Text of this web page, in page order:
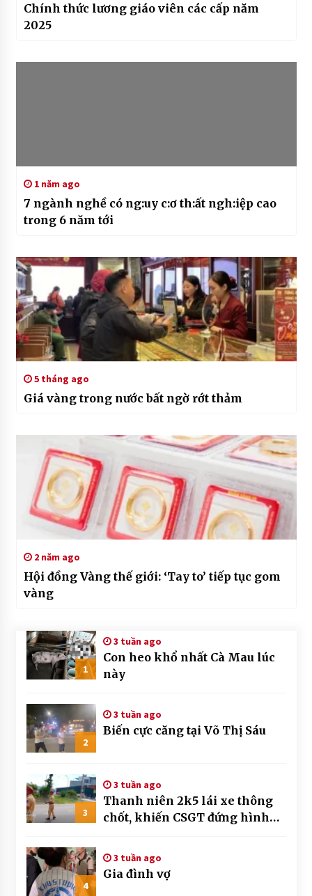
Chính thức lương giáo viên các cấp năm
2025
1 năm ago
7 ngành nghề có ng:uy c:ơ th:ất ngh:iệp cao
trong 6 năm tới
5 tháng ago
Giá vàng trong nước bất ngờ rớt thảm
2 năm ago
Hội đồng Vàng thế giới: ‘Tay to’ tiếp tục gom
vàng
1
3 tuần ago
Con heo khổ nhất Cà Mau lúc
này
2
3 tuần ago
Biến cực căng tại Võ Thị Sáu
3
3 tuần ago
Thanh niên 2k5 lái xe thông
chốt, khiến CSGT đứng hình
4
3 tuần ago
Gia đình vợ